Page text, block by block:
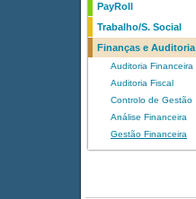
PayRoll
Trabalho/S. Social
Finanças e Auditoria
Auditoria Financeira
Auditoria Fiscal
Controlo de Gestão
Análise Financeira
Gestão Financeira